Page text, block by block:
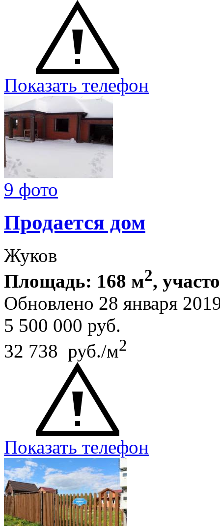
Показать телефон
9 фото
Продается дом
Жуков
Площадь: 168 м2,
Обновлено 28 января
5 500 000 руб.
32 738 руб./м2
Показать телефон